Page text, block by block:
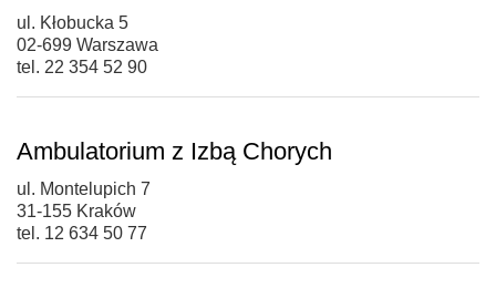
ul. Kłobucka 5
02-699 Warszawa
tel. 22 354 52 90
Ambulatorium z Izbą Chorych
ul. Montelupich 7
31-155 Kraków
tel. 12 634 50 77